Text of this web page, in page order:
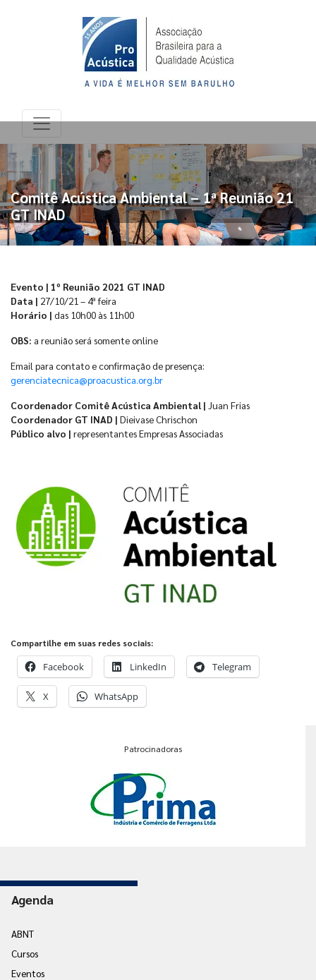
Comitê Acústica Ambiental – 1ª Reunião 21
GT INAD
Evento | 1º Reunião 2021 GT INAD
Data | 27/10/21 – 4ª feira
Horário | das 10h00 às 11h00
OBS: a reunião será somente online
Email para contato e confirmação de presença:
gerenciatecnica@proacustica.org.br
Coordenador Comitê Acústica Ambiental | Juan Frias
Coordenador GT INAD | Dieivase Chrischon
Público alvo | representantes Empresas Associadas
Compartilhe em suas redes sociais:
Facebook LinkedIn Telegram
X WhatsApp
Patrocinadoras
Agenda
ABNT
Cursos
Eventos